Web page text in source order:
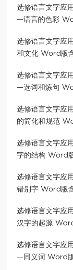
选修语言文字应
—语言的色彩
选修语言文字应
和文化 Word版
选修语言文字应
—选词和炼句
选修语言文字应
的简化和规范
选修语言文字应
字的结构 Word
选修语言文字应
错别字 Word版
选修语言文字应
汉字的起源
选修语言文字应
—同义词 Word